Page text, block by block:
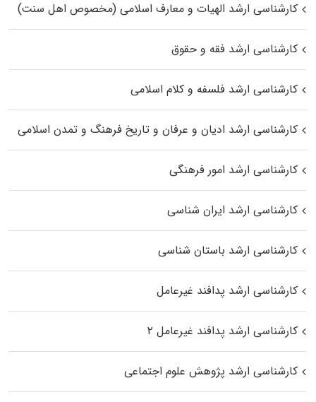
کارشناسی ارشد الهیات و معارف اسلامی (مخصوص اهل سنت)
کارشناسی ارشد فقه و حقوق
کارشناسی ارشد فلسفه و کلام اسلامی
کارشناسی ارشد ادیان و عرفان و تاریخ فرهنگ و تمدن اسلامی
کارشناسی ارشد امور فرهنگی
کارشناسی ارشد ایران شناسی
کارشناسی ارشد باستان شناسی
کارشناسی ارشد پدافند غیرعامل
کارشناسی ارشد پدافند غیرعامل ۲
کارشناسی ارشد پژوهش علوم اجتماعی